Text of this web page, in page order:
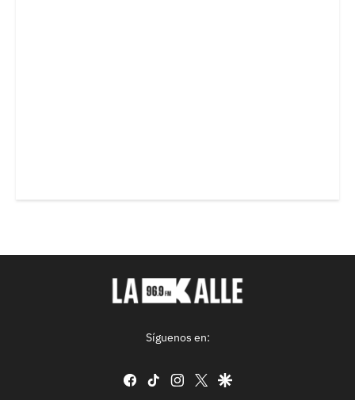
Síguenos en:
facebook
tiktok instagram
twittergoogle